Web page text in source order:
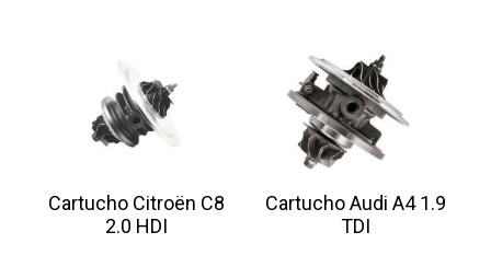
Cartucho Citroën C8
2.0 HDI
Cartucho Audi A4 1.9
TDI